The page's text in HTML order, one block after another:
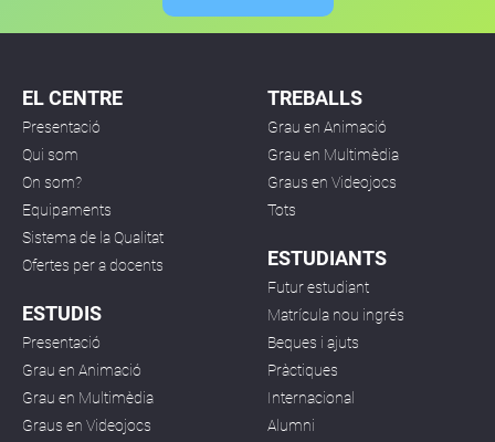
EL CENTRE
Presentació
Qui som
On som?
Equipaments
Sistema de la Qualitat
Ofertes per a docents
ESTUDIS
Presentació
Grau en Animació
Grau en Multimèdia
Graus en Videojocs
TREBALLS
Grau en Animació
Grau en Multimèdia
Graus en Videojocs
Tots
ESTUDIANTS
Futur estudiant
Matrícula nou ingrés
Beques i ajuts
Pràctiques
Internacional
Alumni